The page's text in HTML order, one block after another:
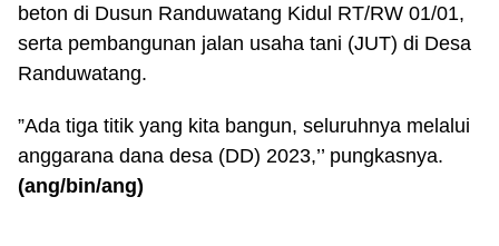
beton di Dusun Randuwatang Kidul RT/RW 01/01,
serta pembangunan jalan usaha tani (JUT) di Desa
Randuwatang.
”Ada tiga titik yang kita bangun, seluruhnya melalui
anggarana dana desa (DD) 2023,’’ pungkasnya.
(ang/bin/ang)